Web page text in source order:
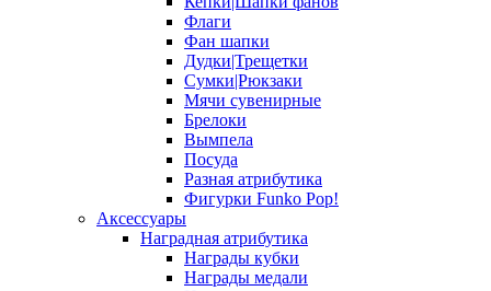
Флаги
Фан шапки
Дудки|Трещетки
Сумки|Рюкзаки
Мячи сувенирные
Брелоки
Вымпела
Посуда
Разная атрибутика
Фигурки Funko Pop!
Аксессуары
Наградная атрибутика
Награды кубки
Награды медали